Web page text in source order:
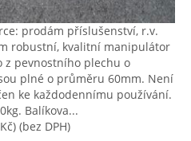
prodám příslušenství, r.v.
robustní, kvalitní manipulátor
z pevnostního plechu o
plné o průměru 60mm. Není
ke každodennímu používání.
Balíkova...
(bez DPH)